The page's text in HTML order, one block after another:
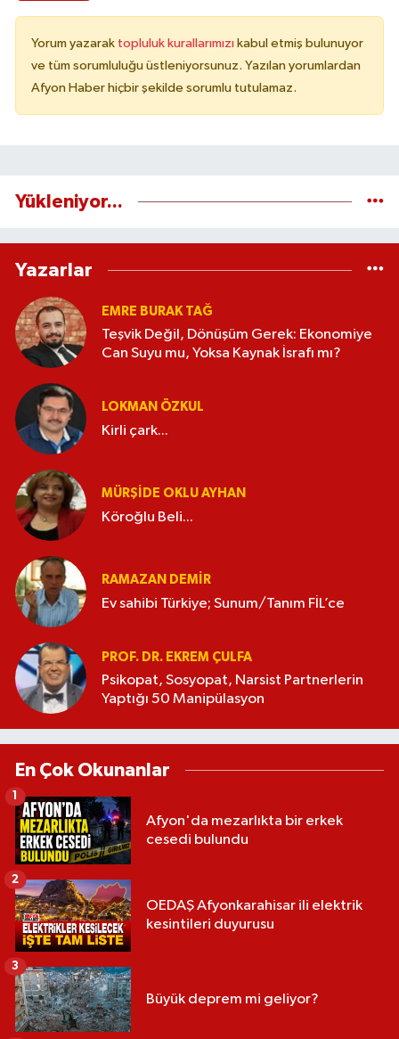
Yorum yazarak topluluk kurallarımızı kabul etmiş bulunuyor
ve tüm sorumluluğu üstleniyorsunuz. Yazılan yorumlardan
Afyon Haber hiçbir şekilde sorumlu tutulamaz.
Yükleniyor...
Yazarlar
EMRE BURAK TAĞ
Teşvik Değil, Dönüşüm Gerek: Ekonomiye
Can Suyu mu, Yoksa Kaynak İsrafı mı?
LOKMAN ÖZKUL
Kirli çark...
MÜRŞIDE OKLU AYHAN
Köroğlu Beli...
RAMAZAN DEMİR
Ev sahibi Türkiye; Sunum/Tanım FİL’ce
PROF. DR. EKREM ÇULFA
Psikopat, Sosyopat, Narsist Partnerlerin
Yaptığı 50 Manipülasyon
En Çok Okunanlar
Afyon'da mezarlıkta bir erkek
cesedi bulundu
1
OEDAŞ Afyonkarahisar ili elektrik
kesintileri duyurusu
2
Büyük deprem mi geliyor?
3